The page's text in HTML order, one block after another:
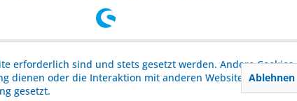
erforderlich sind und stets gesetzt werden. Andere Cookies,
dienen oder die Interaktion mit anderen Websites und
gesetzt.
Ablehnen